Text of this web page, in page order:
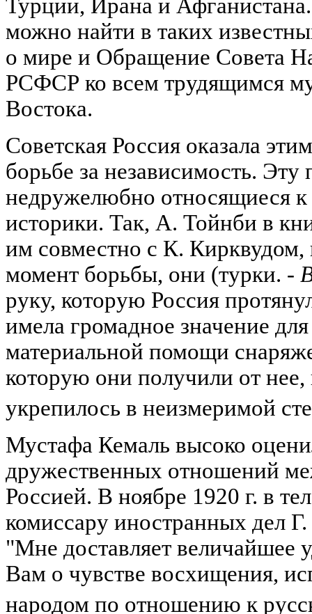
Турции, Ирана и
можно найти в таких
о мире и Обращение Совета
РСФСР ко всем трудящимся
Востока.
Советская Россия оказала
борьбе за независимость.
недружелюбно относящиеся
историки. Так, А. Тойнби в
им совместно с К. Кирквудом,
момент борьбы, они (турки. -
руку, которую Россия
имела громадное значение
материальной помощи
которую они получили от
укрепилось в неизмеримой
Мустафа Кемаль высоко
дружественных отношений
Россией. В ноябре 1920 г. в
комиссару иностранных дел
"Мне доставляет величайшее
Вам о чувстве восхищения,
народом по отношению к